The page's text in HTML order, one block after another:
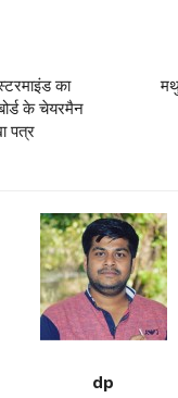
का
के चेयरमैन
पत्र
dp